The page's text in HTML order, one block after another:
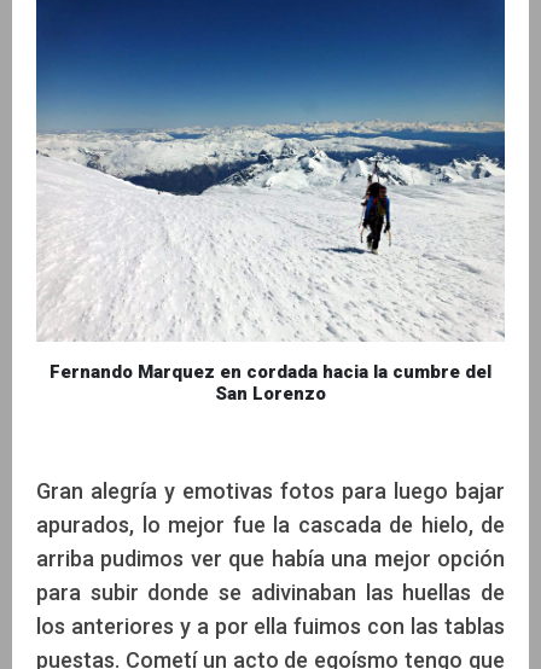
Fernando Marquez en cordada hacia la cumbre del
San Lorenzo
Gran alegría y emotivas fotos para luego bajar
apurados, lo mejor fue la cascada de hielo, de
arriba pudimos ver que había una mejor opción
para subir donde se adivinaban las huellas de
los anteriores y a por ella fuimos con las tablas
puestas. Cometí un acto de egoísmo tengo que